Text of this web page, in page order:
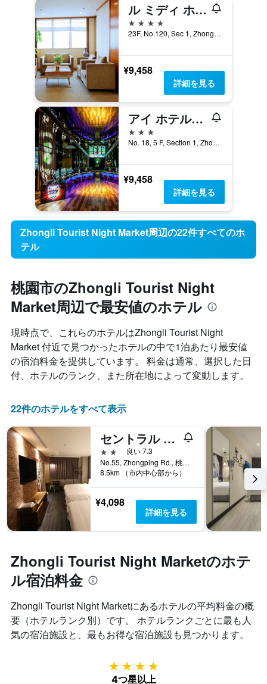
ル ミディ ホテル ジョンリ
4つ星
23F, No.120, Sec 1, Zhongyang W. Rd., 桃園市, 台湾
¥9,458
詳細を見る
アイ ホテル中壢 (i Hotel 曖時租旅店中壢館)
3つ星
No. 18, 5 F, Section 1, Zhongmei Road, 桃園市, 台湾
¥9,458
詳細を見る
Zhongli Tourist Night Market周辺の22件すべてのホ
テル
桃園市のZhongli Tourist Night
Market周辺で最安値のホテル
現時点で、これらのホテルはZhongli Tourist Night
Market 付近で見つかったホテルの中で1泊あたり最安値
の宿泊料金を提供しています。 料金は通常、選択した日
付、ホテルのランク、また所在地によって変動します。
22件のホテルをすべて表示
セントラル ホテル
2つ星
良い 7.3
No.55, Zhongping Rd., 桃園市, 台湾
8.5km （市内中心部から）
¥4,098
詳細を見る
Zhongli Tourist Night Marketのホテ
ル宿泊料金
Zhongli Tourist Night Market​にあるホテルの平均料金の概
要（ホテルランク別）です。 ホテルランクごとに最も人
気の宿泊施設と、最もお得な宿泊施設も見つかります。
4つ星
4つ星以上